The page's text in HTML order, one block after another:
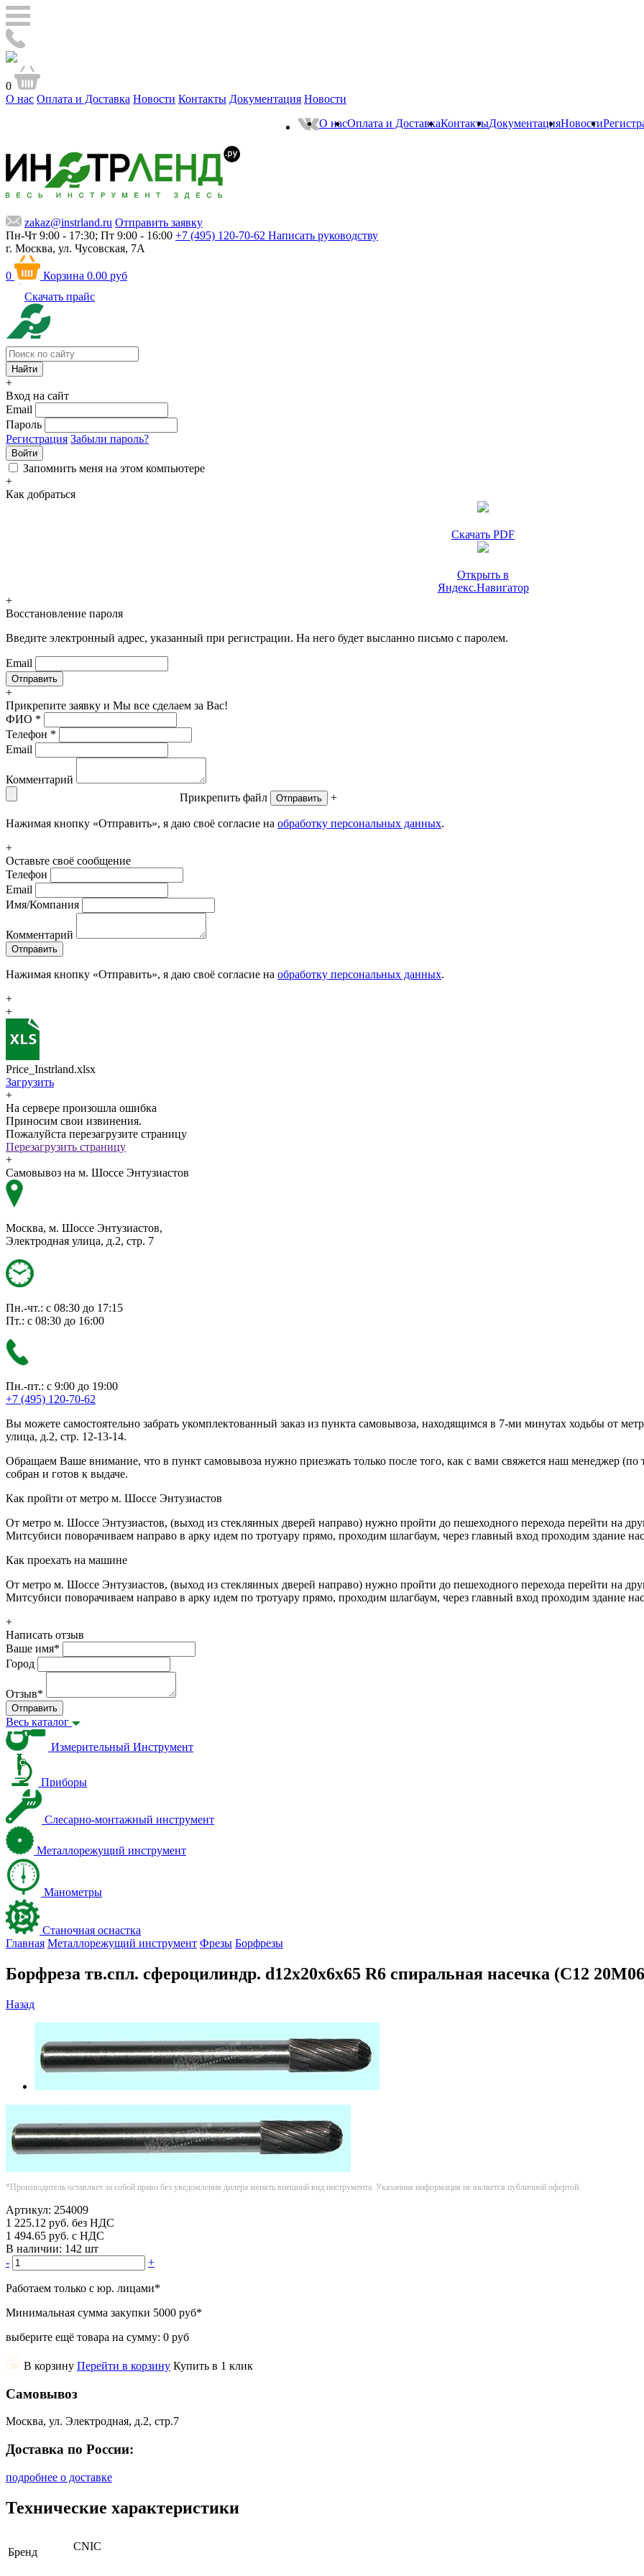
0
О нас Оплата и Доставка Новости Контакты Документация Новости
О насОплата и ДоставкаКонтактыДокументацияНовости
zakaz@instrland.ru Отправить заявку
Пн-Чт 9:00 - 17:30; Пт 9:00 - 16:00 +7 (495) 120-70-62 Написать руководству
г. Москва, ул. Чусовская, 7А
0 Корзина 0.00 руб
Скачать прайс
+
Вход на сайт
Email
Пароль
Регистрация Забыли пароль?
Войти
Запомнить меня на этом компьютере
+
Как добраться
Скачать PDF
Открыть в
Яндекс.Навигатор
+
Восстановление пароля
Введите электронный адрес, указанный при регистрации. На него будет высланно письмо с паролем.
Email
+
Прикрепите заявку и Мы все сделаем за Вас!
ФИО *
Телефон *
Email
Комментарий
Прикрепить файл
Отправить +
Нажимая кнопку «Отправить», я даю своё согласие на обработку персональных данных.
+
Оставьте своё сообщение
Телефон
Email
Имя/Компания
Комментарий
Отправить
Нажимая кнопку «Отправить», я даю своё согласие на обработку персональных данных.
+
+
Price_Instrland.xlsx
Загрузить
+
На сервере произошла ошибка
Приносим свои извинения.
Пожалуйста перезагрузите страницу
Перезагрузить страницу
+
Самовывоз на м. Шоссе Энтузиастов
Москва, м. Шоссе Энтузиастов,
Электродная улица, д.2, стр. 7
Пн.-чт.: с 08:30 до 17:15
Пт.: с 08:30 до 16:00
Пн.-пт.: с 9:00 до 19:00
+7 (495) 120-70-62
Вы можете самостоятельно забрать укомплектованный заказ из пункта самовывоза, находящимся в 7-ми минутах ходьбы от
улица, д.2, стр. 12-13-14.
Обращаем Ваше внимание, что в пункт самовывоза нужно приезжать только после того, как с вами свяжется наш менеджер
собран и готов к выдаче.
Как пройти от метро м. Шоссе Энтузиастов
От метро м. Шоссе Энтузиастов, (выход из стеклянных дверей направо) нужно пройти до пешеходного перехода перейти на
Митсубиси поворачиваем направо в арку идем по тротуару прямо, проходим шлагбаум, через главный вход проходим здание
Как проехать на машине
От метро м. Шоссе Энтузиастов, (выход из стеклянных дверей направо) нужно пройти до пешеходного перехода перейти на
Митсубиси поворачиваем направо в арку идем по тротуару прямо, проходим шлагбаум, через главный вход проходим здание
+
Написать отзыв
Ваше имя*
Город
Отзыв*
Отправить
Весь каталог
Измерительный Инструмент
Приборы
Слесарно-монтажный инструмент
Металлорежущий инструмент
Манометры
Станочная оснастка
Главная Металлорежущий инструмент Фрезы Борфрезы
Борфреза тв.спл. сфероцилиндр. d12х20х6х65 R6 спиральная насечка (C12
Назад
*Производитель оставляет за собой право без уведомления дилера менять внешний вид инструмента. Указанная информация не является публичной офертой.
Артикул: 254009
1 225.12 руб. без НДС
1 494.65 руб. с НДС
В наличии: 142 шт
-
+
Работаем только с юр. лицами*
Минимальная сумма закупки 5000 руб*
выберите ещё товара на сумму: 0 руб
В корзину Перейти в корзину Купить в 1 клик
Самовывоз
Москва, ул. Электродная, д.2, стр.7
Доставка по России:
подробнее о доставке
Технические характеристики
Бренд CNIC